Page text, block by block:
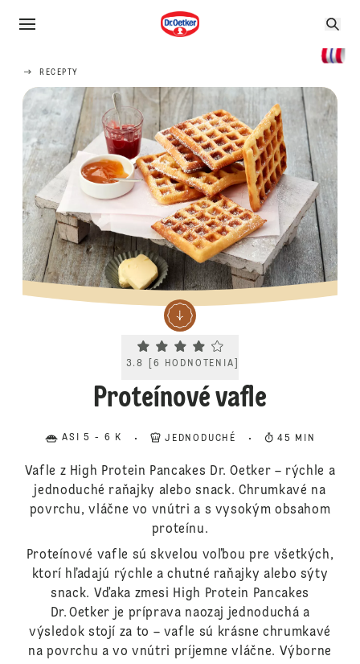
RECEPTY
Current rating 3.8. Click to rate.
3.8 6 HODNOTENIA
Proteínové vafle
ASI 5 - 6 K JEDNODUCHÉ 45 MIN
Vafle z High Protein Pancakes Dr. Oetker – rýchle a
jednoduché raňajky alebo snack. Chrumkavé na
povrchu, vláčne vo vnútri a s vysokým obsahom
proteínu.
Proteínové vafle sú skvelou voľbou pre všetkých,
ktorí hľadajú rýchle a chutné raňajky alebo sýty
snack. Vďaka zmesi High Protein Pancakes
Dr. Oetker je príprava naozaj jednoduchá a
výsledok stojí za to – vafle sú krásne chrumkavé
na povrchu a vo vnútri príjemne vláčne. Výborne